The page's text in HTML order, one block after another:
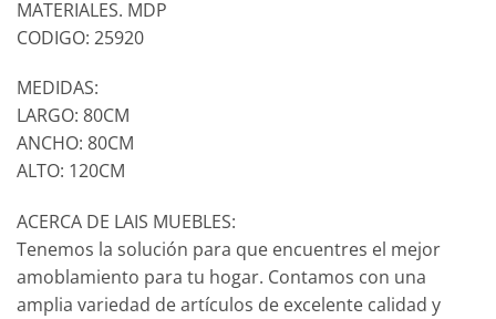
MATERIALES. MDP
CODIGO: 25920
MEDIDAS:
LARGO: 80CM
ANCHO: 80CM
ALTO: 120CM
ACERCA DE LAIS MUEBLES:
Tenemos la solución para que encuentres el mejor
amoblamiento para tu hogar. Contamos con una
amplia variedad de artículos de excelente calidad y